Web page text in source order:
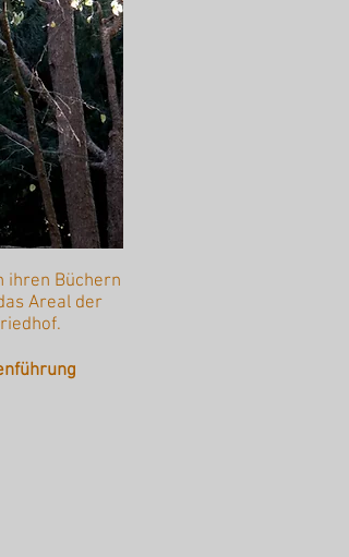
ihren Büchern
Areal der